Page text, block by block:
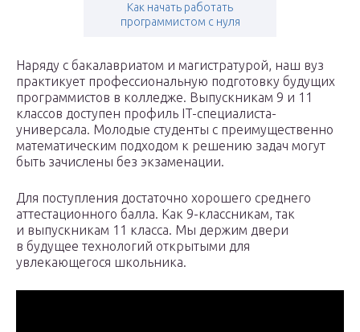
Как начать работать
программистом с нуля
Наряду с бакалавриатом и магистратурой, наш вуз
практикует профессиональную подготовку будущих
программистов в колледже. Выпускникам 9 и 11
классов доступен профиль IT-специалиста-
универсала. Молодые студенты с преимущественно
математическим подходом к решению задач могут
быть зачислены без экзаменации.
Для поступления достаточно хорошего среднего
аттестационного балла. Как 9-классникам, так
и выпускникам 11 класса. Мы держим двери
в будущее технологий открытыми для
увлекающегося школьника.